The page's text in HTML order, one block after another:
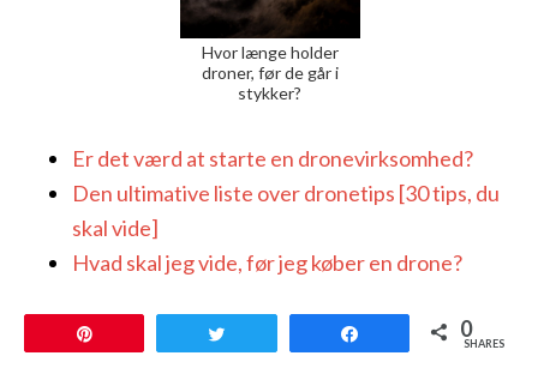
Hvor længe holder
droner, før de går i
stykker?
Er det værd at starte en dronevirksomhed?
Den ultimative liste over dronetips [30 tips, du
skal vide]
Hvad skal jeg vide, før jeg køber en drone?
0
SHARES